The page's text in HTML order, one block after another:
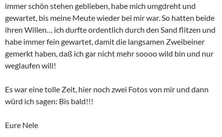
immer schön stehen geblieben, habe mich umgdreht und
gewartet, bis meine Meute wieder bei mir war. So hatten beide
ihren Willen… ich durfte ordentlich durch den Sand flitzen und
habe immer fein gewartet, damit die langsamen Zweibeiner
gemerkt haben, daß ich gar nicht mehr soooo wild bin und nur
weglaufen will!
Es war eine tolle Zeit, hier noch zwei Fotos von mir und dann
würd ich sagen: Bis bald!!!
Eure Nele